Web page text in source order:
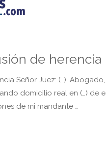
de herencia
Señor Juez: (…),
domicilio real en (…) de
de mi mandante …